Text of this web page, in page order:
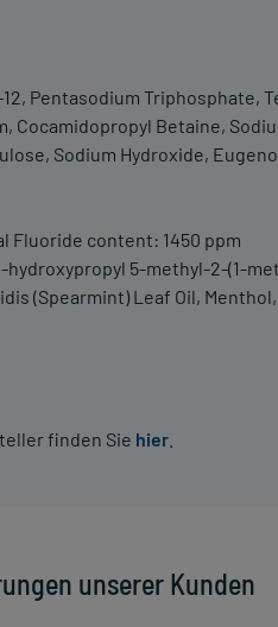
Pentasodium Triphosphate,
Cocamidopropyl Betaine,
Sodium Hydroxide,
Fluoride content: 1450 ppm
hydroxypropyl 5-methyl-2-(1-
(Spearmint) Leaf Oil,
finden Sie hier
unserer Kunden